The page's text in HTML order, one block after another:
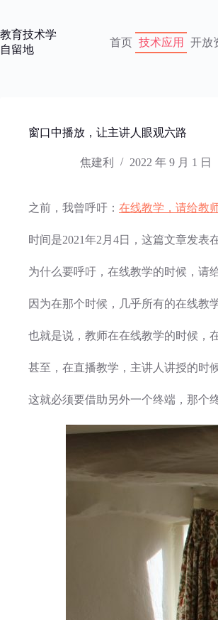
内
容
教育技术学
自留地
首页 技术应用 开放
窗口中播放，让主讲人眼观六路
焦建利 2022 年 9 月 1 日
之前，我曾呼吁： 在线教学，请给教
时间是2021年2月4日，这篇文章发表
为什么要呼吁，在线教学的时候，请
因为在那个时候，几乎所有的在线教
也就是说，教师在在线教学的时候，
甚至，在直播教学，主讲人讲授的时
这就必须要借助另外一个终端，那个